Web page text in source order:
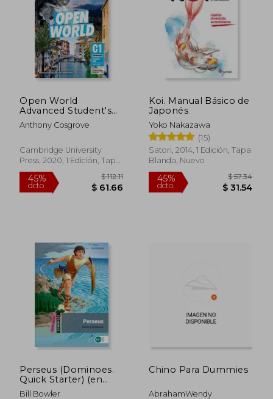
dcto. $ 35.39
45%
dcto. $
Open World
Advanced Student's
Book Without
Answers (en Inglés)
Anthony Cosgrove
Cambridge University
Press, 2020, 1 Edición, Tapa
Blanda, Nuevo
Koi. Manual Básico de
Japonés
Yoko Nakazawa
(15)
Satori, 2014, 1 Edición, Tapa
Blanda, Nuevo
Perseus (Dominoes.
Quick Starter) (en
Inglés)
Bill Bowler
Chino Para Dummies
AbrahamWendy